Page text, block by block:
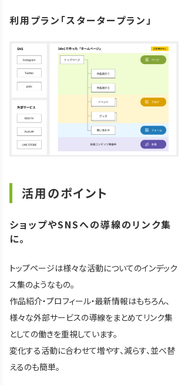
利用プラン「スタータープラン」
活用のポイント
ショップやSNSへの導線のリンク集
に。
トップページは様々な活動についてのインデック
ス集のようなもの。
作品紹介・プロフィール・最新情報はもちろん、
様々な外部サービスの導線をまとめてリンク集
としての働きを重視しています。
変化する活動に合わせて増やす、減らす、並べ替
えるのも簡単。